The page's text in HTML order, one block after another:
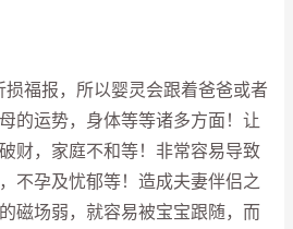
福报，所以婴灵会跟着爸爸或者
的运势，身体等等诸多方面！让
财，家庭不和等！非常容易导致
不孕及忧郁等！造成夫妻伴侣之
磁场弱，就容易被宝宝跟随，而